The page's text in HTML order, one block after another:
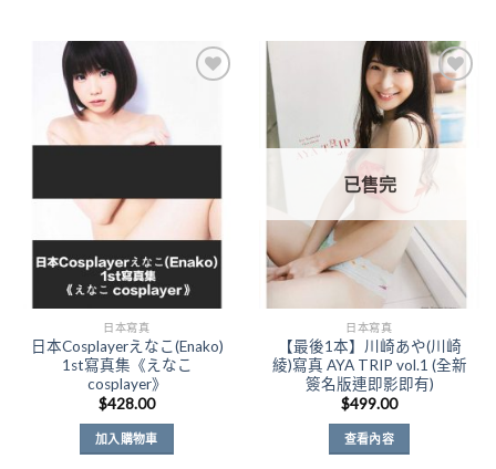
Wishlist
日本寫真
日本Cosplayerえなこ(Enako)
1st寫真集《えなこ
cosplayer》
$428.00
加入購物車
Add to
Wishlist
已售完
日本寫真
【最後1本】川崎あや(川崎
綾)寫真 AYA TRIP vol.1 (全新
簽名版連即影即有)
$499.00
查看內容